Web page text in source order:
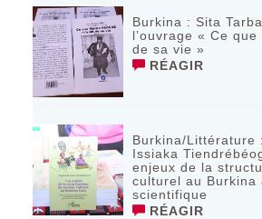
Burkina : Sita
l’ouvrage « Ce
de sa vie »
RÉAGIR
Burkina/Littérature
Issiaka
enjeux de la
culturel au Burkina
scientifique
RÉAGIR